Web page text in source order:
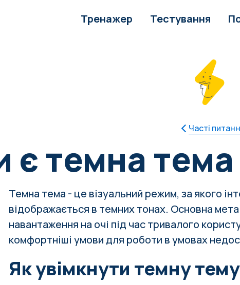
Тренажер Тестування
Часті
є темна
Темна тема - це візуальний режим, за якого
відображається в темних тонах. Основна
навантаження на очі під час тривалого
комфортніші умови для роботи в умовах
Як увімкнути темну тему